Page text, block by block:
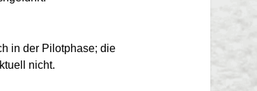
in der Pilotphase; die
nicht.